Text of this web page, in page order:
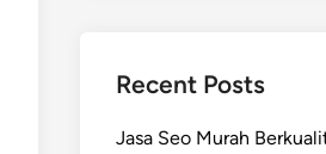
Recent Posts
Jasa Seo Murah